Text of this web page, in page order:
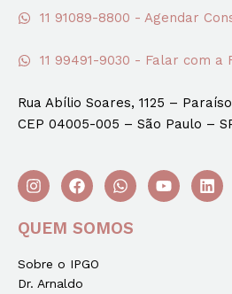
11 91089-8800 - Agendar
11 99491-9030 - Falar com a
Rua Abílio Soares, 1125 – Paraíso
CEP 04005-005 – São Paulo –
QUEM SOMOS
Sobre o IPGO
Dr. Arnaldo